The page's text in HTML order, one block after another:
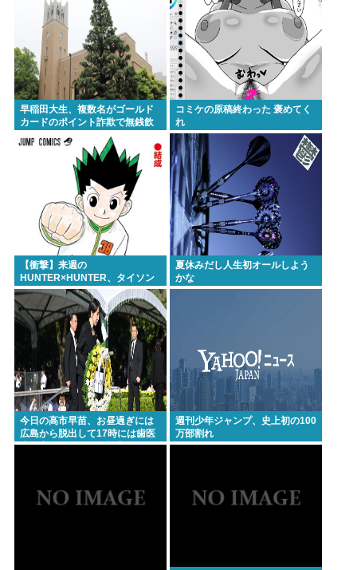
れり尽くせりで全く不自由ない、ありがとう！日本
人でよかった！」
ここ数年「どっちもどっち」とか「まだわからない
から叩くな」とかゆうチキン野郎が増えたけどどっ
から来たの？(´・ω・`)
【動画】手術中に熊本地震直撃やばすぎwww
医療脱毛・脱毛サロンを考えてるんだが！脱毛モメ
ンいるか？？
ジャンポケ斉藤「同意があったんです。本当です。
信じて下さい」 ←何でこの主張が通らないの？
Powered by livedoor 相互RSS
早稲田大生、複数名がゴールド
カードのポイント詐欺で無銭飲
コミケの原稿終わった 褒めてく
れ
【衝撃】来週の
HUNTER×HUNTER、タイソン
王子とツベッバ王子死亡
wwwmwww
夏休みだし人生初オールしよう
かな
今日の高市早苗、お昼過ぎには
広島から脱出して17時には歯医
者に寄ってそのまま帰宅
週刊少年ジャンプ、史上初の100
万部割れ